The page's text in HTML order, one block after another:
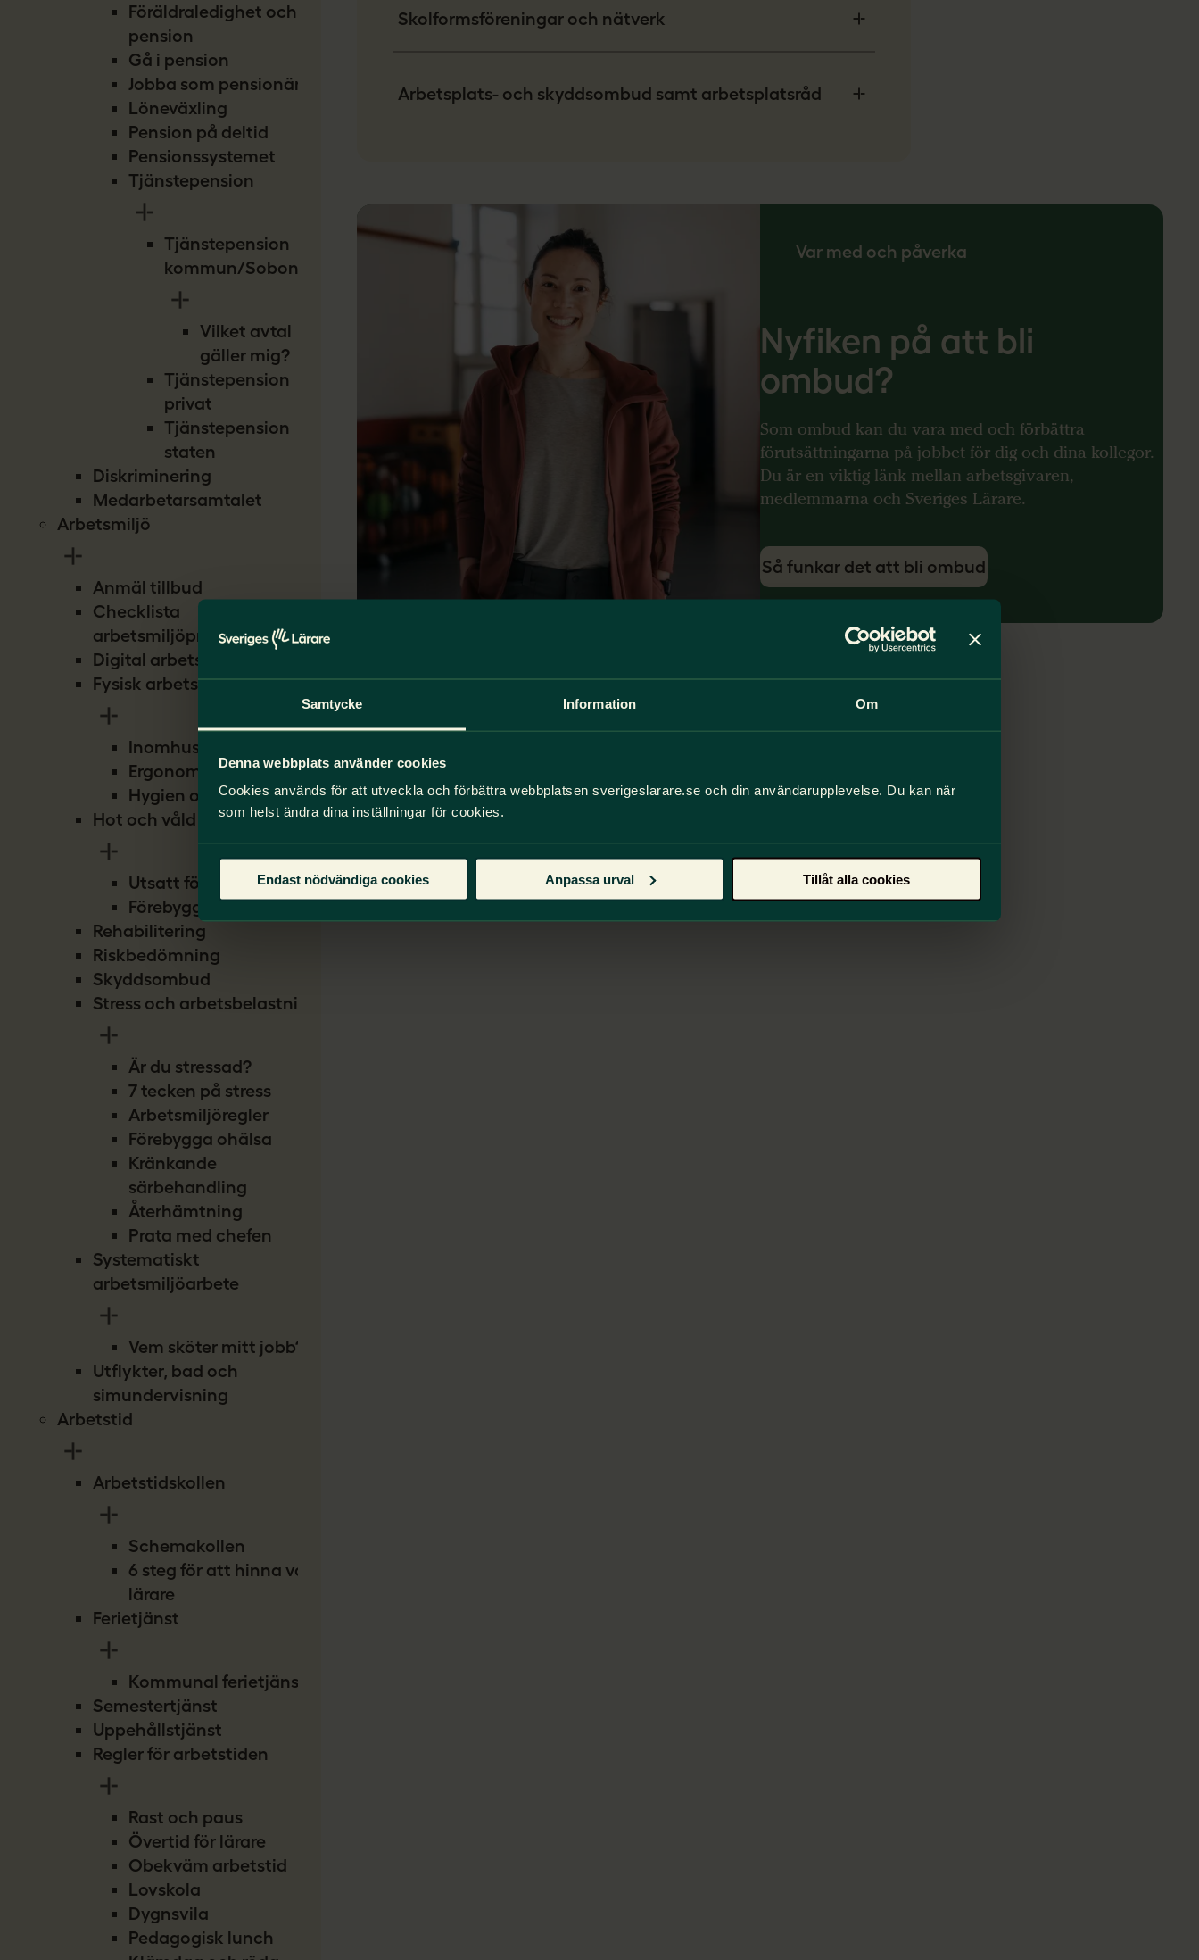
Samtycke Information Om
Denna webbplats använder cookies
Cookies används för att utveckla och förbättra webbplatsen sverigeslarare.se och din användarupplevelse. Du kan när
som helst ändra dina inställningar för cookies.
Endast nödvändiga cookies Anpassa urval Tillåt alla cookies
Föräldraledighet och
pension
Gå i pension
Jobba som pensionär
Löneväxling
Pension på deltid
Pensionssystemet
Tjänstepension
Tjänstepension
kommun/Sobona
Vilket avtal
gäller mig?
Tjänstepension
privat
Tjänstepension
staten
Diskriminering
Medarbetarsamtalet
Arbetsmiljö
Anmäl tillbud
Checklista
arbetsmiljöproblem
Digital arbetsmiljö
Fysisk arbetsmiljö
Inomhusmiljö
Ergonomi
Hygien och smitta
Hot och våld
Utsatt för hot
Förebygg hot
Rehabilitering
Riskbedömning
Skyddsombud
Stress och arbetsbelastning
Är du stressad?
7 tecken på stress
Arbetsmiljöregler
Förebygga ohälsa
Kränkande
särbehandling
Återhämtning
Prata med chefen
Systematiskt
arbetsmiljöarbete
Vem sköter mitt jobb?
Utflykter, bad och
simundervisning
Arbetstid
Arbetstidskollen
Schemakollen
6 steg för att hinna vara
lärare
Ferietjänst
Kommunal ferietjänst
Semestertjänst
Uppehållstjänst
Regler för arbetstiden
Rast och paus
Övertid för lärare
Obekväm arbetstid
Lovskola
Dygnsvila
Pedagogisk lunch
Skolformsföreningar och nätverk
Arbetsplats- och skyddsombud samt arbetsplatsråd
Var med och påverka
Nyfiken på att bli
ombud?
Som ombud kan du vara med och förbättra
förutsättningarna på jobbet för dig och dina kollegor.
Du är en viktig länk mellan arbetsgivaren,
medlemmarna och Sveriges Lärare.
Så funkar det att bli ombud